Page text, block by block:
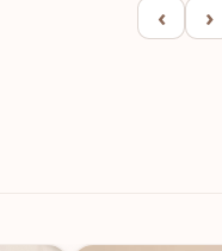
‹ ›